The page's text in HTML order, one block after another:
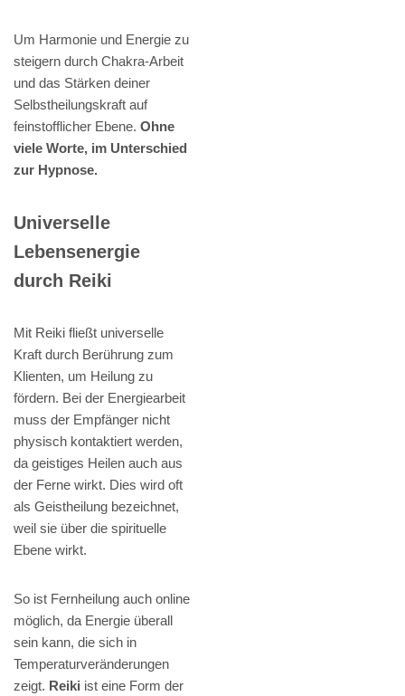
Um Harmonie und Energie zu
steigern durch Chakra-Arbeit
und das Stärken deiner
Selbstheilungskraft auf
feinstofflicher Ebene. Ohne
viele Worte, im Unterschied
zur Hypnose.
Universelle
Lebensenergie
durch Reiki
Mit Reiki fließt universelle
Kraft durch Berührung zum
Klienten, um Heilung zu
fördern. Bei der Energiearbeit
muss der Empfänger nicht
physisch kontaktiert werden,
da geistiges Heilen auch aus
der Ferne wirkt. Dies wird oft
als Geistheilung bezeichnet,
weil sie über die spirituelle
Ebene wirkt.
So ist Fernheilung auch online
möglich, da Energie überall
sein kann, die sich in
Temperaturveränderungen
zeigt. Reiki ist eine Form der